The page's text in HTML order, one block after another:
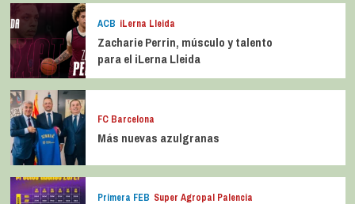
ACB iLerna Lleida
Zacharie Perrin, músculo y talento
para el iLerna Lleida
FC Barcelona
Más nuevas azulgranas
Primera FEB Super Agropal Palencia